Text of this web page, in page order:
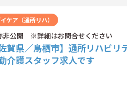
ケア（通所リハ）
非公開 ※詳細はお問合せください
佐賀県／鳥栖市】通所リハビリ
介護スタッフ求人です